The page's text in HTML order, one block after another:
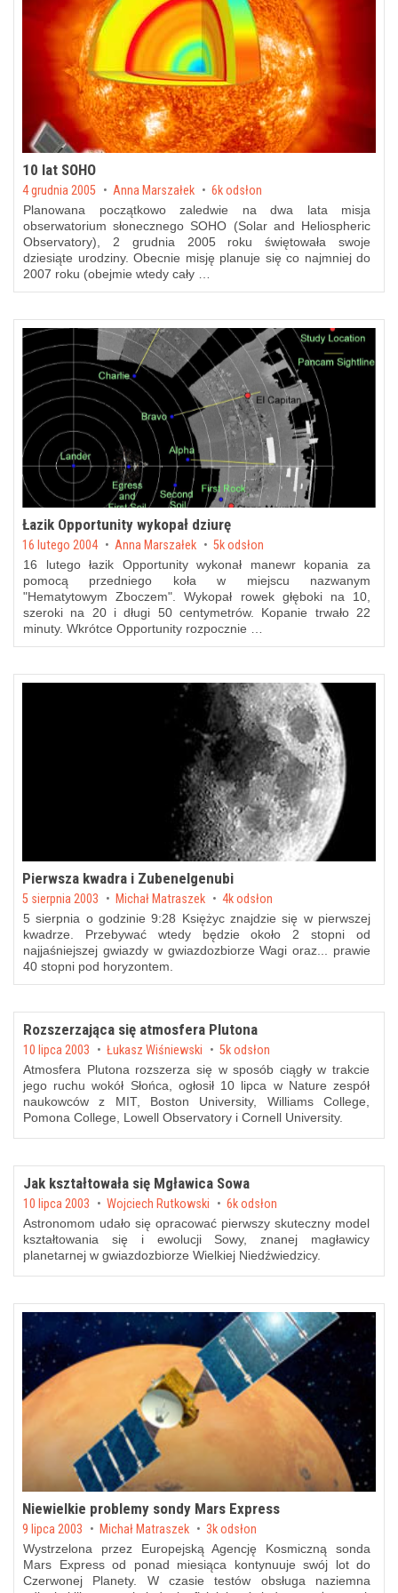
10 lat SOHO
Posted on
4 grudnia 2005 by Anna Marszałek 6k odsłon
Planowana początkowo zaledwie na dwa lata misja
obserwatorium słonecznego SOHO (Solar and Heliospheric
Observatory), 2 grudnia 2005 roku świętowała swoje
dziesiąte urodziny. Obecnie misję planuje się co najmniej do
2007 roku (obejmie wtedy cały …
Łazik Opportunity wykopał dziurę
Posted on
16 lutego 2004 by Anna Marszałek 5k odsłon
16 lutego łazik Opportunity wykonał manewr kopania za
pomocą przedniego koła w miejscu nazwanym
"Hematytowym Zboczem". Wykopał rowek głęboki na 10,
szeroki na 20 i długi 50 centymetrów. Kopanie trwało 22
minuty. Wkrótce Opportunity rozpocznie …
Pierwsza kwadra i Zubenelgenubi
Posted on
5 sierpnia 2003 by Michał Matraszek 4k odsłon
5 sierpnia o godzinie 9:28 Księżyc znajdzie się w pierwszej
kwadrze. Przebywać wtedy będzie około 2 stopni od
najjaśniejszej gwiazdy w gwiazdozbiorze Wagi oraz... prawie
40 stopni pod horyzontem.
Rozszerzająca się atmosfera Plutona
Posted on
10 lipca 2003 byŁukasz Wiśniewski 5k odsłon
Atmosfera Plutona rozszerza się w sposób ciągły w trakcie
jego ruchu wokół Słońca, ogłosił 10 lipca w Nature zespół
naukowców z MIT, Boston University, Williams College,
Pomona College, Lowell Observatory i Cornell University.
Jak kształtowała się Mgławica Sowa
Posted on
10 lipca 2003 byWojciech Rutkowski 6k odsłon
Astronomom udało się opracować pierwszy skuteczny model
kształtowania się i ewolucji Sowy, znanej magławicy
planetarnej w gwiazdozbiorze Wielkiej Niedźwiedzicy.
Niewielkie problemy sondy Mars Express
Posted on
9 lipca 2003 by Michał Matraszek 3k odsłon
Wystrzelona przez Europejską Agencję Kosmiczną sonda
Mars Express od ponad miesiąca kontynuuje swój lot do
Czerwonej Planety. W czasie testów obsługa naziemna